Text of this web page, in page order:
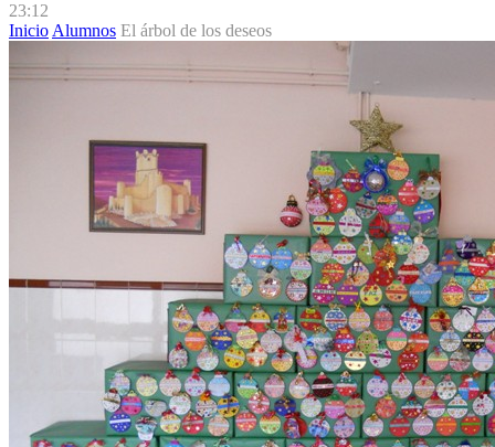
23:12
Inicio Alumnos El árbol de los deseos